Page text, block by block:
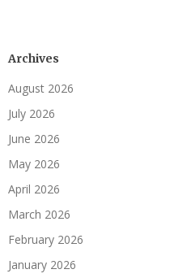
Archives
August 2026
July 2026
June 2026
May 2026
April 2026
March 2026
February 2026
January 2026